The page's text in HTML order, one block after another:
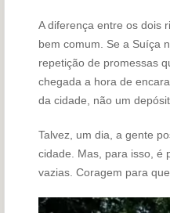
A diferença entre os dois
bem comum. Se a Suíça
repetição de promessas
chegada a hora de
da cidade, não um
Talvez, um dia, a gente
cidade. Mas, para isso, é
vazias. Coragem para
Tocador